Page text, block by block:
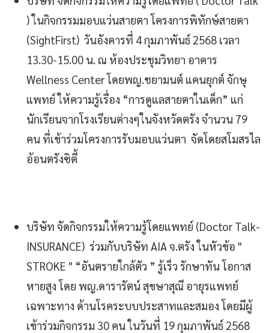
) ในกิจกรรมมอบแว่นสายตา โครงการพิทักษ์สายตา
(SightFirst) วันอังคารที่ 4 กุมภาพันธ์ 2568 เวลา
13.30-15.00 น. ณ ห้องประชุมวิทยา อาคาร
Wellness Center โดยพญ.ชยามนต์ แคนยุกต์ จักษุ
แพทย์ ให้ความรู้เรื่อง “การดูแลสายตาในเด็ก” แก่
นักเรียนจากโรงเรียนต่างๆในจังหวัดตรัง จำนวน 79
คน ที่เข้าร่วมโครงการรับมอบแว่นตา จัดโดยสโมสรไล
อ้อนตรังซิตี้
บริษัท จัดกิจกรรมให้ความรู้โดยแพทย์ (Doctor Talk-
INSURANCE) ร่วมกับบริษัท AIA จ.ตรัง ในหัวข้อ "
STROKE " “อันตรายใกล้ตัว ” รู้เร็ว รักษาทัน โอกาส
หายสูง โดย พญ.ดารารัตน์ สุขษาสุณี อายุรแพทย์
เฉพาะทาง ด้านโรคระบบประสาทและสมอง โดยมีผู้
เข้าร่วมกิจกรรม 30 คน ในวันที่ 19 กุมภาพันธ์ 2568